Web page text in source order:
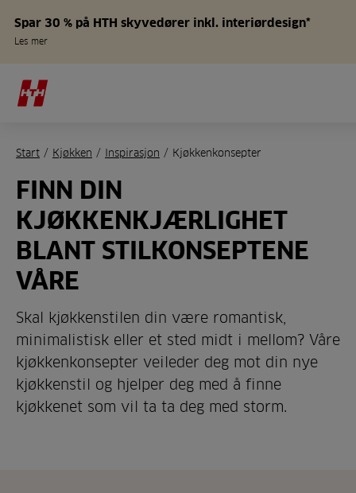
Spar 30 % på HTH skyvedører inkl. interiørdesign*
Les mer
Start / Kjøkken / Inspirasjon / Kjøkkenkonsepter
FINN DIN
KJØKKENKJÆRLIGHET
BLANT STILKONSEPTENE
VÅRE
Skal kjøkkenstilen din være romantisk,
minimalistisk eller et sted midt i mellom? Våre
kjøkkenkonsepter veileder deg mot din nye
kjøkkenstil og hjelper deg med å finne
kjøkkenet som vil ta ta deg med storm.